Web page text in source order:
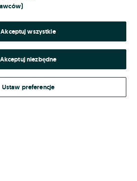
jednego z dostawców wskazanych powyżej,
OLX.pl w jego aktualnym brzmieniu.
Akceptuj wszystkie
Akceptuj niezbędne
Ustaw preferencje